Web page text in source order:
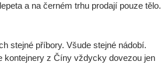
a na černém trhu prodají pouze tělo.
stejné příbory. Všude stejné nádobí.
kontejnery z Číny vždycky dovezou jen